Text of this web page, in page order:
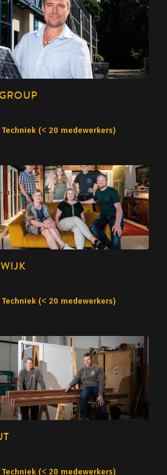
(< 20 medewerkers)
(< 20 medewerkers)
(< 20 medewerkers)